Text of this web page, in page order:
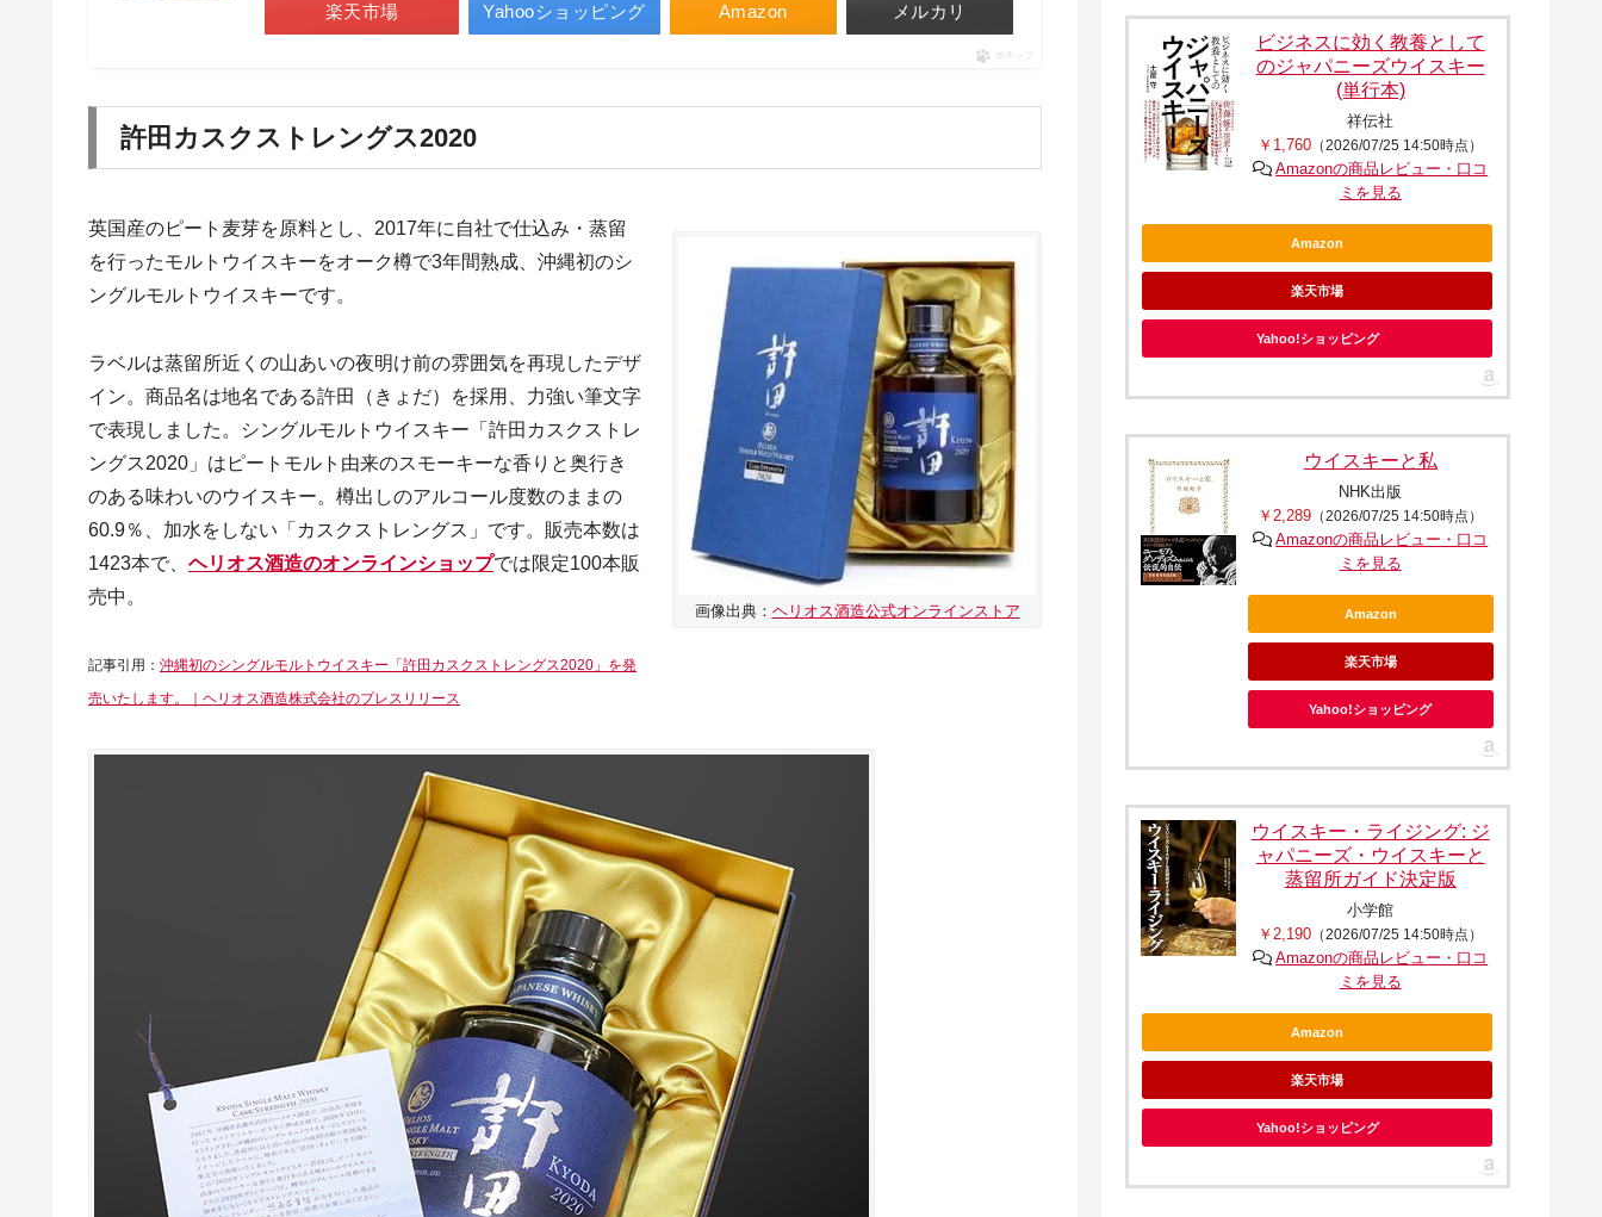
Amazon
楽天市場 Yahooショッピング メルカリ
ポチップ
許田カスクストレングス2020
画像出典： ヘリオス酒造公式オンラインストア
英国産のピート麦芽を原料とし、2017年に自社で仕込み・蒸留
を行ったモルトウイスキーをオーク樽で3年間熟成、沖縄初のシ
ングルモルトウイスキーです。
ラベルは蒸留所近くの山あいの夜明け前の雰囲気を再現したデザ
イン。商品名は地名である許田（きょだ）を採用、力強い筆文字
で表現しました。シングルモルトウイスキー「許田カスクストレ
ングス2020」はピートモルト由来のスモーキーな香りと奥行き
のある味わいのウイスキー。樽出しのアルコール度数のままの
60.9％、加水をしない「カスクストレングス」です。販売本数は
1423本で、 ヘリオス酒造のオンラインショップでは限定100本販
売中。
記事引用： 沖縄初のシングルモルトウイスキー「許田カスクストレングス2020」を発
売いたします。｜ヘリオス酒造株式会社のプレスリリース
ビジネスに効く教養として
のジャパニーズウイスキー
(単行本)
祥伝社
￥1,760 （2026/07/25 14:50時点）
Amazonの商品レビュー・口コ
ミを見る
Amazon
楽天市場
Yahoo!ショッピング
ウイスキーと私
NHK出版
￥2,289 （2026/07/25 14:50時点）
Amazonの商品レビュー・口コ
ミを見る
Amazon
楽天市場
Yahoo!ショッピング
ウイスキー・ライジング: ジ
ャパニーズ・ウイスキーと
蒸留所ガイド決定版
小学館
￥2,190 （2026/07/25 14:50時点）
Amazonの商品レビュー・口コ
ミを見る
Amazon
楽天市場
Yahoo!ショッピング